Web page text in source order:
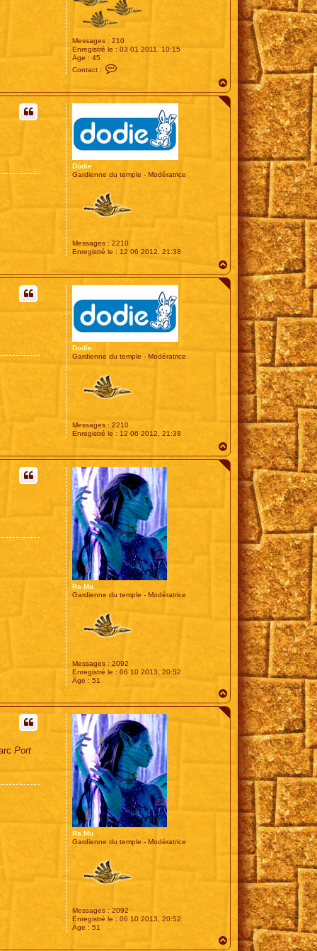
Messages : 210
Enregistré le : 03 01 2011, 10:15
Âge : 45
Contact :
t
t
r
M
o
r
a
a
u
Dodie
Gardienne du temple - Modératrice
Messages : 2210
Enregistré le : 12 06 2012, 21:38
a
u
Dodie
Gardienne du temple - Modératrice
Messages : 2210
Enregistré le : 12 06 2012, 21:38
a
u
Ra Mu
Gardienne du temple - Modératrice
Messages : 2092
Enregistré le : 06 10 2013, 20:52
Âge : 51
a
u
Ra Mu
Gardienne du temple - Modératrice
Messages : 2092
Enregistré le : 06 10 2013, 20:52
Âge : 51
Port